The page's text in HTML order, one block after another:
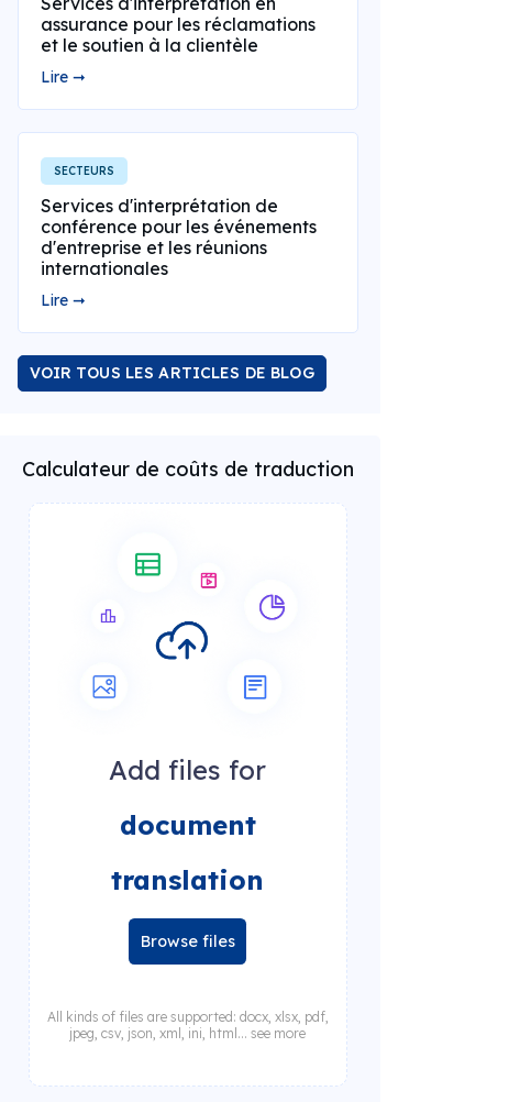
assurance pour les réclamations
et le soutien à la clientèle
Lire ➞
SECTEURS
Services d'interprétation de
conférence pour les événements
d'entreprise et les réunions
internationales
Lire ➞
VOIR TOUS LES ARTICLES DE BLOG
Calculateur de coûts de traduction
Add files for
document
translation
Browse files
All kinds of files are supported: docx, xlsx, pdf,
jpeg, csv, json, xml, ini, html... see more